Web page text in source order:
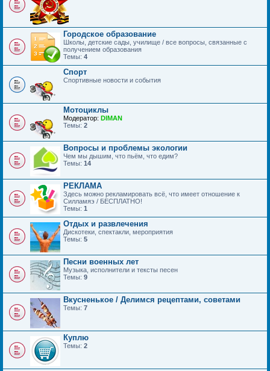
Городское образование
Школы, детские сады, училище / все вопросы, связанные с
получением образования
Темы: 4
Спорт
Спортивные новости и события
Мотоциклы
Модератор: DIMAN
Темы: 2
Вопросы и проблемы экологии
Чем мы дышим, что пьём, что едим?
Темы: 14
РЕКЛАМА
Здесь можно рекламировать всё, что имеет отношение к
Силламяэ / БЕСПЛАТНО!
Темы: 1
Отдых и развлечения
Дискотеки, спектакли, мероприятия
Темы: 5
Песни военных лет
Музыка, исполнители и тексты песен
Темы: 9
Вкусненькое / Делимся рецептами, советами
Темы: 7
Куплю
Темы: 2